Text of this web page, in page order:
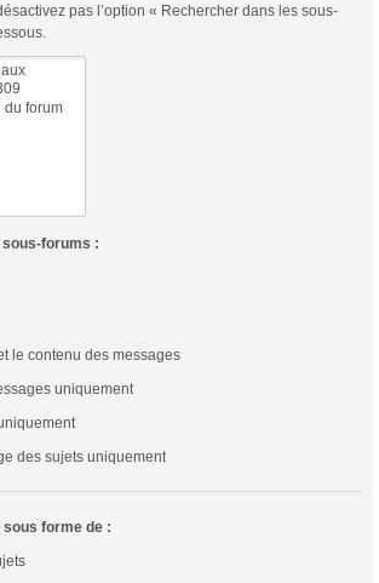
pas l’option « Rechercher dans les sous-
forums :
le contenu des messages
uniquement
des sujets uniquement
forme de :